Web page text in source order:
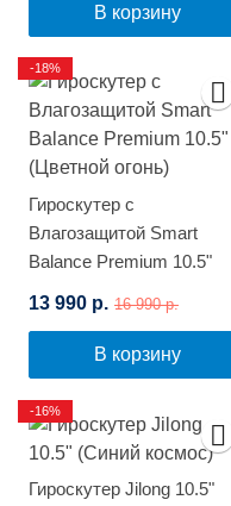
В корзину
Гироскутер с
Влагозащитой Smart
Balance Premium 10.5"
13 990 р. 16 990 р.
В корзину
-18%
Гироскутер Jilong 10.5"
-16%